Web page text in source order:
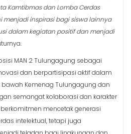
Kamtibmas dan Lomba Cerdas
menjadi inspirasi bagi siswa lainnya
dalam kegiatan positif dan menjadi
MAN 2 Tulungagung sebagai
dan berpartisipasi aktif dalam
Kemenag Tulungagung dan
semangat kolaborasi dan karakter
mencetak generasi
intelektual, tetapi juga